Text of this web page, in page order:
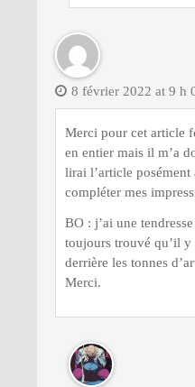
8 février 2022 at 9 h
Merci pour cet article
en entier mais il m’a
lirai l’article posément
compléter mes
BO : j’ai une
toujours trouvé qu’il y
derrière les tonnes
Merci.